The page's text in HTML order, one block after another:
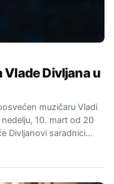
Divljana u
muzičaru Vladi
10. mart od 20
Divljanovi saradnici…